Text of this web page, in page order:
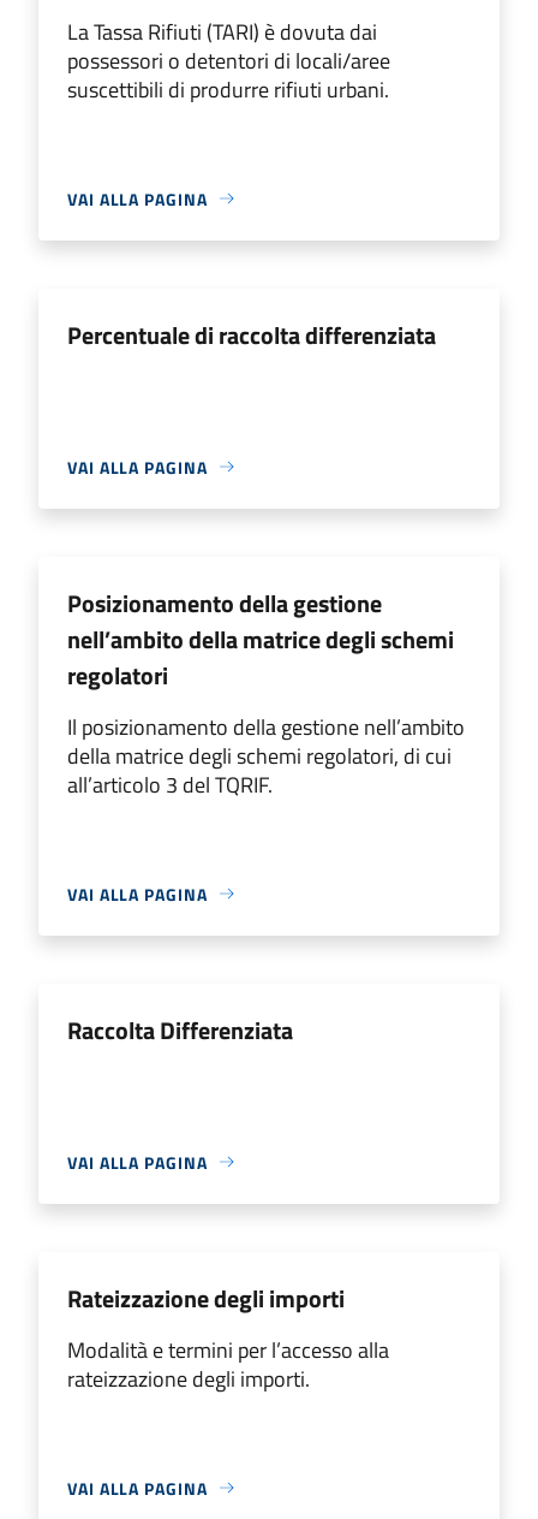
La Tassa Rifiuti (TARI) è dovuta dai
possessori o detentori di locali/aree
suscettibili di produrre rifiuti urbani.
VAI ALLA PAGINA
Percentuale di raccolta differenziata
VAI ALLA PAGINA
Posizionamento della gestione
nell’ambito della matrice degli schemi
regolatori
Il posizionamento della gestione nell’ambito
della matrice degli schemi regolatori, di cui
all’articolo 3 del TQRIF.
VAI ALLA PAGINA
Raccolta Differenziata
VAI ALLA PAGINA
Rateizzazione degli importi
Modalità e termini per l’accesso alla
rateizzazione degli importi.
VAI ALLA PAGINA